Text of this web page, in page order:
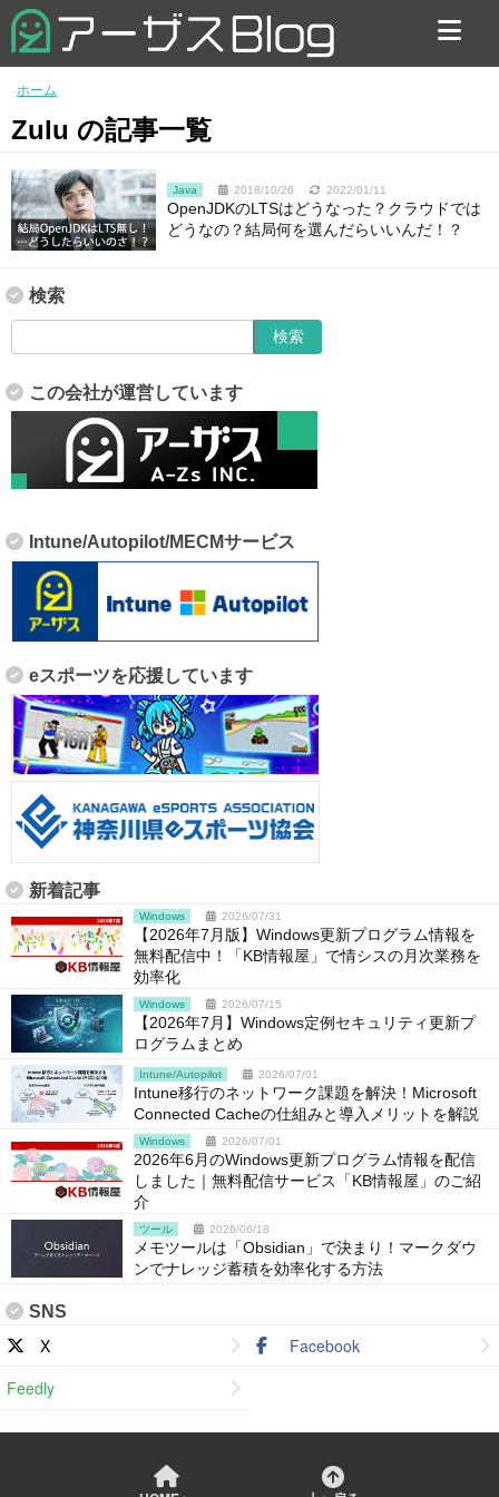
お問い合わせ
ホーム
Zulu の記事一覧
Java 2018/10/26 2022/01/11
OpenJDKのLTSはどうなった？クラウドでは
どうなの？結局何を選んだらいいんだ！？
検索
この会社が運営しています
Intune/Autopilot/MECMサービス
eスポーツを応援しています
新着記事
Windows 2026/07/31
【2026年7月版】Windows更新プログラム情報を
無料配信中！「KB情報屋」で情シスの月次業務を
効率化
Windows 2026/07/15
【2026年7月】Windows定例セキュリティ更新プ
ログラムまとめ
Intune/Autopilot 2026/07/01
Intune移行のネットワーク課題を解決！Microsoft
Connected Cacheの仕組みと導入メリットを解説
Windows 2026/07/01
2026年6月のWindows更新プログラム情報を配信
しました｜無料配信サービス「KB情報屋」のご紹
介
ツール 2026/06/18
メモツールは「Obsidian」で決まり！マークダウ
ンでナレッジ蓄積を効率化する方法
SNS
X
Facebook
Feedly